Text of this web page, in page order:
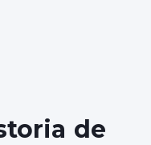
de